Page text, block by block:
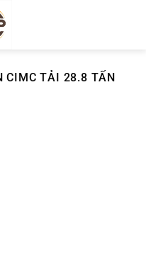
CIMC TẢI 28.8 TẤN